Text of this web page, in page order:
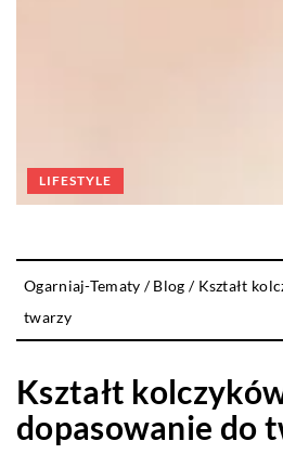
LIFESTYLE
Ogarniaj-Tematy /Blog / Kształt
twarzy
Kształt
dopasowanie do